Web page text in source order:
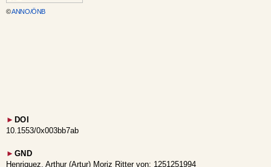
©ANNO/ÖNB
► DOI
10.1553/0x003bb7ab
► GND
Henriquez, Arthur (Artur) Moriz Ritter von: 1251251994